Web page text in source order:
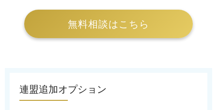
無料相談はこちら
連盟追加オプション